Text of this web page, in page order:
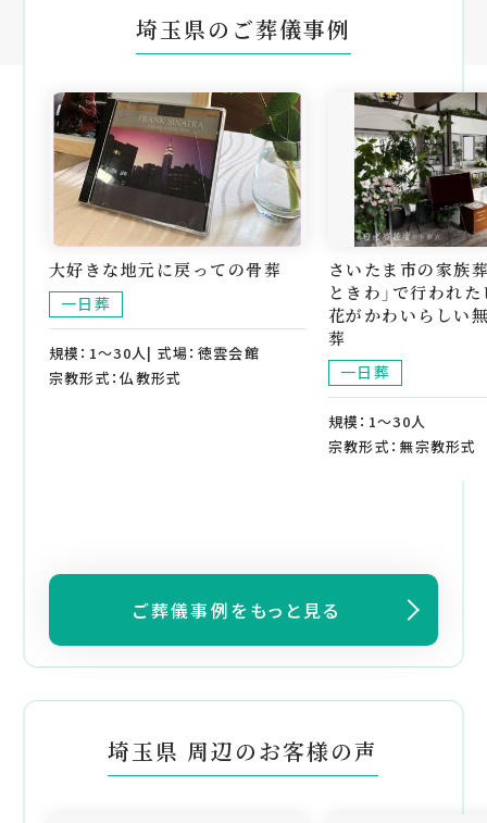
埼玉県のご葬儀事例
大好きな地元に戻っての骨葬
一日葬
規模：1～30人| 式場：徳雲会館
宗教形式：仏教形式
さいたま市の家族
ときわ」で行われ
花がかわいらしい
葬
一日葬
規模：1～30人
宗教形式：無宗教形式
ご葬儀事例をもっと見る
埼玉県 周辺のお客様の声